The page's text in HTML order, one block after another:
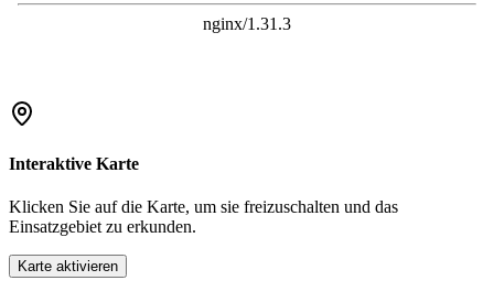
Interaktive Karte
Klicken Sie auf die Karte, um sie freizuschalten und das
Einsatzgebiet zu erkunden.
Karte aktivieren